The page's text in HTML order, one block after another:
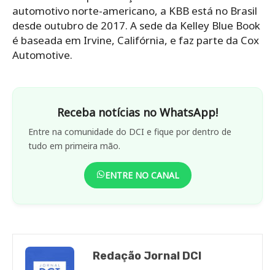
automotivo norte-americano, a KBB está no Brasil
desde outubro de 2017. A sede da Kelley Blue Book
é baseada em Irvine, Califórnia, e faz parte da Cox
Automotive.
Receba notícias no WhatsApp!
Entre na comunidade do DCI e fique por dentro de
tudo em primeira mão.
ENTRE NO CANAL
Redação Jornal DCI